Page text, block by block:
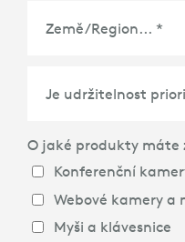
Země/Region
O jaké produkty máte
Konferenční
Webové kamery a
Myši a klávesnice